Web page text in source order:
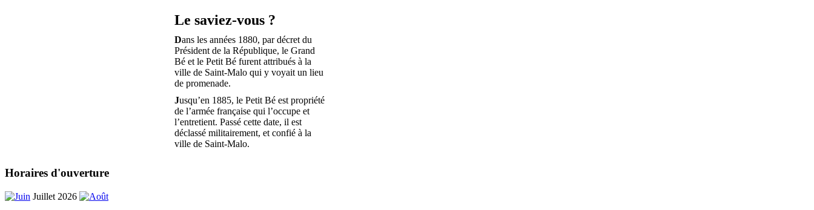
Le saviez-vous ?
Dans les années 1880, par décret du
Président de la République, le Grand
Bé et le Petit Bé furent attribués à la
ville de Saint-Malo qui y voyait un lieu
de promenade.
Jusqu’en 1885, le Petit Bé est propriété
de l’armée française qui l’occupe et
l’entretient. Passé cette date, il est
déclassé militairement, et confié à la
ville de Saint-Malo.
Horaires d'ouverture
Juillet 2026